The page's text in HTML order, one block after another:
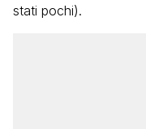
stati pochi).